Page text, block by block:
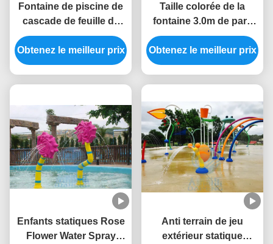
Fontaine de piscine de
cascade de feuille de
Trapa de brin solides
solubles 304 pour le
parc d'éclaboussure
Obtenez le meilleur prix
Taille colorée de la
fontaine 3.0m de parc
aquatique de style de
fleur d'Aqua Park Water
Splash Pad
Obtenez le meilleur prix
Enfants statiques Rose
Flower Water Spray
Anti terrain de jeu
extérieur statique